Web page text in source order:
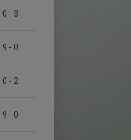
0 - 3
9 - 0
0 - 2
9 - 0